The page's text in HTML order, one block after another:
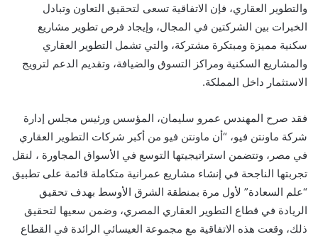
والتطوير العقاري، فإن الاتفاقية تسعى لتحقيق التعاون وتبادل
الخبرات بين الشركتين في المجال، وإيجاد فرص تطوير مشاريع
سكنية مميزة ومبتكرة مشتركة، والتي تشمل التطوير العقاري
والمشاريع السكنية ومراكز التسوق والضيافة، وتقديم الدعم لترويج
الاستثمار داخل المملكة.
فقد صرح المهندس عمرو سليمان، المؤسس ورئيس مجلس إدارة
شركة ماونتن فيو، “أن ماونتن فيو من أكبر شركات التطوير العقاري
في مصر، وتتضمن استراتيجيتها التوسع في الأسواق المجاورة ، لنقل
تجربتها الناجحة في إنشاء مشاريع عمرانية متكاملة قائمة على تطبيق
“علم السعادة” لأول مرة بمنطقة الشرق الأوسط بهدف تحقيق
الريادة في قطاع التطوير العقاري المصري، وضمن سعيها لتحقيق
ذلك، وقعت هذه الاتفاقية مع مجموعة العيسائي الرائدة في القطاع